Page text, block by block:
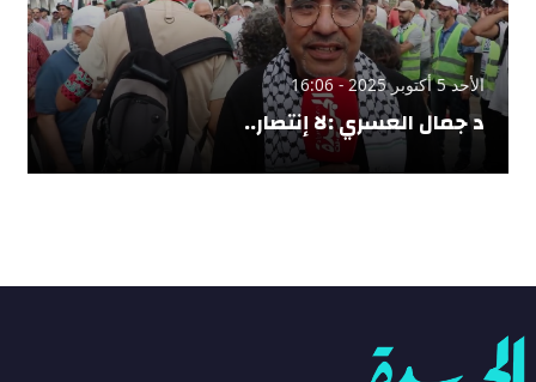
الأحد 5 أكتوبر 2025 - 16:06
د جمال العسري :لا إنتصار..